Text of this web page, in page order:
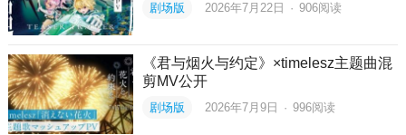
剧场版 2026年7月22日 · 906阅读
《君与烟火与约定》×timelesz主题曲混
剪MV公开
剧场版 2026年7月9日 · 996阅读